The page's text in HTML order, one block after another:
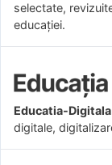
selectate,
educației.
Educatia-
digitale,